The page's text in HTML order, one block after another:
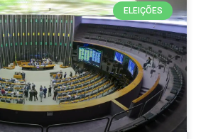
ELEIÇÕES